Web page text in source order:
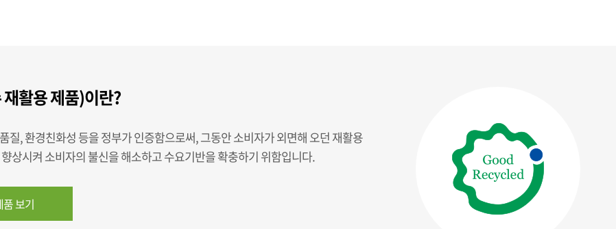
활용 제품)이란?
질, 환경친화성 등을 정부가 인증함으로써, 그동안 소비자가 외면해 오던 재활용
상시켜 소비자의 불신을 해소하고 수요기반을 확충하기 위함입니다.
보기